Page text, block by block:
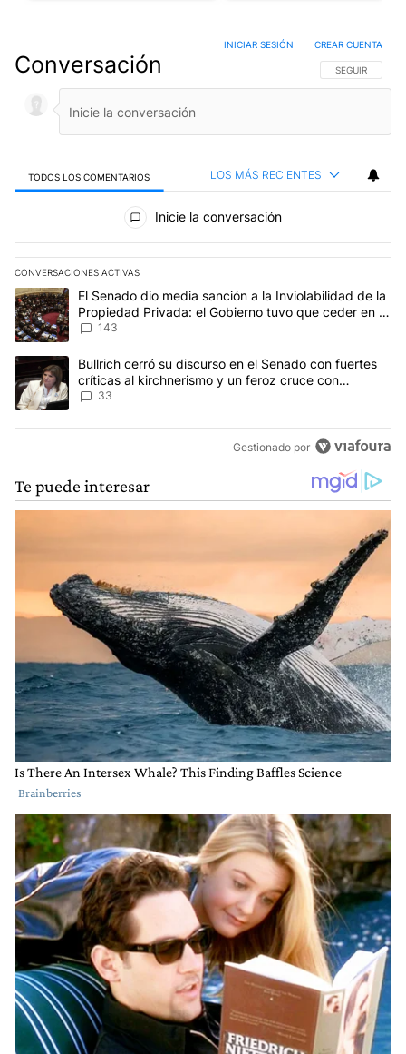
Conversación SIGA ESTA
SEGUIR
INICIAR SESIÓN CREAR CUENTA
TODOS LOS COMENTARIOS LOS MÁS RECIENTES
Todos los comentarios
Inicie la conversación
CONVERSACIONES ACTIVAS
Este listado muestra los artículos con más comentarios en los
Un artículo de tendencia con el título "El Senado dio media
El Senado dio media sanción a la Inviolabilidad de la
Propiedad Privada: el Gobierno tuvo que ceder en la
Ley del Manejo del Fuego
143
Un artículo de tendencia con el título "Bullrich cerró su discurso
Bullrich cerró su discurso en el Senado con fuertes
críticas al kirchnerismo y un feroz cruce con
Capitanich al que le gritó “¡cállate!”
33
Gestionado por